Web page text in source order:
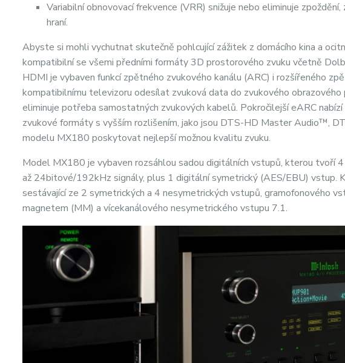
Variabilní obnovovací frekvence (VRR) snižuje nebo eliminuje
hraní.
Abyste si mohli vychutnat skutečně pohlcující zážitek z domácího kina a
kompatibilní se všemi předními formáty 3D prostorového zvuku včetně
HDMI je vybaven funkcí zpětného zvukového kanálu (ARC) i rozšířeného
kompatibilnímu televizoru odesílat zvuková data do zvukového
eliminuje potřeba samostatných zvukových kabelů. Pokročilejší eARC
zvukové formáty s vyšším rozlišením, jako jsou DTS-HD Master Audio™,
modelu MX180 poskytovat nejlepší možnou kvalitu zvuku.
Model MX180 je vybaven rozsáhlou sadou digitálních vstupů, kterou tvoří
až 24bitové/192kHz signály, plus 1 digitální symetrický (AES/EBU) vstup.
sestávající ze 2 symetrických a 4 nesymetrických vstupů, gramofonového
magnetem (MM) a vícekanálového nesymetrického vstupu 7.1.